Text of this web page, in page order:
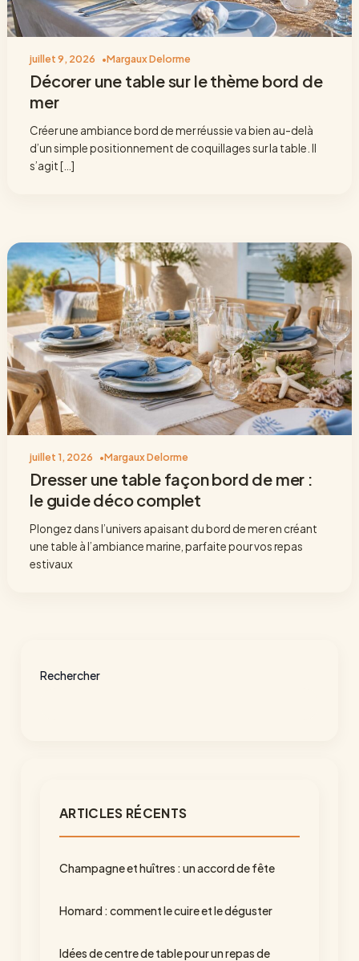
Décorer une table sur le thème bord de
mer
Margaux Delorme
juillet 9, 2026
Créer une ambiance bord de mer réussie va bien au-delà
d’un simple positionnement de coquillages sur la table. Il
s’agit […]
Dresser une table façon bord de mer :
le guide déco complet
Margaux Delorme
juillet 1, 2026
Plongez dans l’univers apaisant du bord de mer en créant
une table à l’ambiance marine, parfaite pour vos repas
estivaux
Rechercher
ARTICLES RÉCENTS
Champagne et huîtres : un accord de fête
Homard : comment le cuire et le déguster
Idées de centre de table pour un repas de